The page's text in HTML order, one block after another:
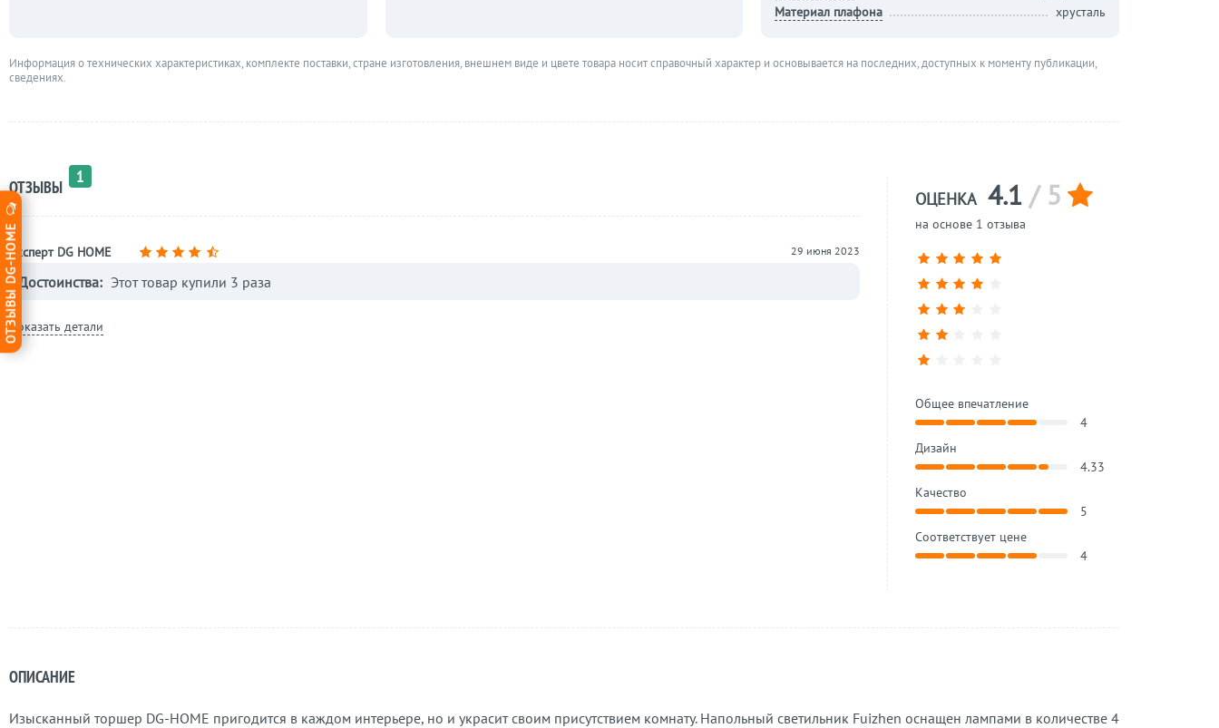
ОТЗЫВЫ DG-HOME
ОПИСАНИЕ
Изысканный торшер DG-HOME пригодится в каждом интерьере, но и украсит своим присутствием комнату. Напольный светильник Fuizhen оснащен лампами в количестве 4
Материал плафона
хрусталь
Информация о технических характеристиках, комплекте поставки, стране изготовления, внешнем виде и цвете товара носит справочный характер и основывается на последних, доступных к моменту публикации,
сведениях.
ОЦЕНКА 4.1 / 5
на основе 1 отзыва
Общее впечатление
4
Дизайн
4.33
Качество
5
Соответствует цене
4
ОТЗЫВЫ
1
Эксперт DG HOME 29 июня 2023
Достоинства: Этот товар купили 3 раза
Показать детали